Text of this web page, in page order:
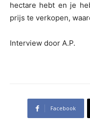
hectare hebt en je
prijs te verkopen,
Interview door A.P.
Facebook